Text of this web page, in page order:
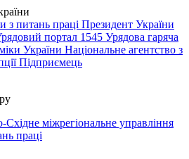
з питань праці Президент України
портал 1545 Урядова гаряча
України Національне агентство з
Підприємець
Східне міжрегіональне управління
праці